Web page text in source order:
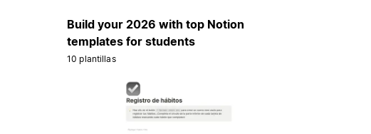
Build your 2026 with top Notion
templates for students
10 plantillas